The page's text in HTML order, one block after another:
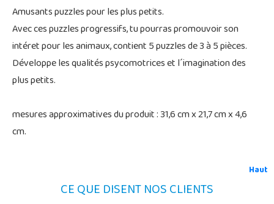
Amusants puzzles pour les plus petits.
Avec ces puzzles progressifs, tu pourras promouvoir son
intéret pour les animaux, contient 5 puzzles de 3 à 5 pièces.
Développe les qualités psycomotrices et l´imagination des
plus petits.
mesures approximatives du produit : 31,6 cm x 21,7 cm x 4,6
cm.
Haut
CE QUE DISENT NOS CLIENTS